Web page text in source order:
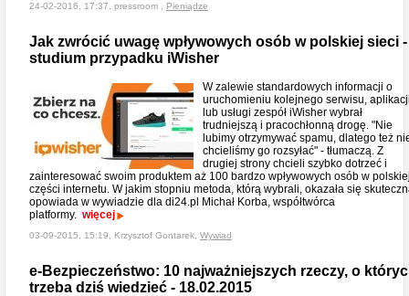
24-02-2016, 17:37, pressroom , Pieniądze
Jak zwrócić uwagę wpływowych osób w polskiej sieci -
studium przypadku iWisher
W zalewie standardowych informacji o
uruchomieniu kolejnego serwisu,
lub usługi zespół iWisher wybrał
trudniejszą i pracochłonną drogę. "Nie
lubimy otrzymywać spamu, dlatego też
chcieliśmy go rozsyłać" - tłumaczą. Z
drugiej strony chcieli szybko dotrzeć i
zainteresować swoim produktem aż 100 bardzo wpływowych osób w
części internetu. W jakim stopniu metoda, którą wybrali, okazała się
opowiada w wywiadzie dla di24.pl Michał Korba, współtwórca
platformy. więcej
03-09-2015, 15:19, Krzysztof Gontarek, Wywiad
e-Bezpieczeństwo: 10 najważniejszych rzeczy, o
trzeba dziś wiedzieć - 18.02.2015